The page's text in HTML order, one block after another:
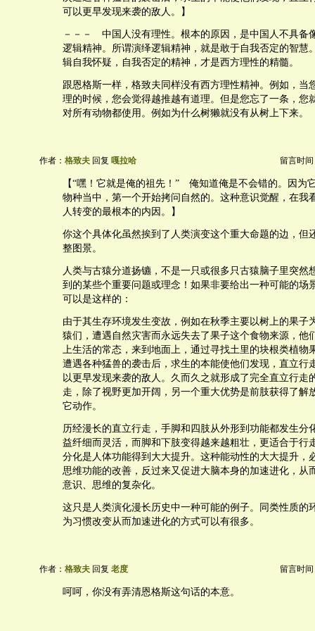
可以更早发现来袭的敌人。】
－－－ 中国人没有理性。根本的原因，是中国人不具备
逻辑精神。所谓演绎逻辑精神，就是敢于自我否定的智慧
辑自我怀疑，自我否定的精神，才是西方理性的精髓。
跟恩格斯一样，格致夫同样没有西方理性精神。例如，当
理的时候，您会觉得越推越有道理。但是您忘了一条，您
对所有动物都使用。例如为什么树獭就没有从树上下来。
作者： 格致夫 回复 嘎拉哈 留言时间
【“嘿！它就是俺的祖先！” 俺知道俺是不会错的。因为
物种当中，第一个开始拷问自然的。这种意识觉醒，在我
人转变的最根本的内因。】
你这个具体化虽然挨到了人类演变这个重大命题的边，但
整图景。
人类与古猿分道扬镳，不是一只或很多只古猿脑子里突然
到的某些个重要问题或理念！如果非要给出一种可能的场
可以是这样的：
由于其生存环境发生变故，例如在秋季主要以树上的果子
猿们，遭遇自然灾害而永远失去了果子这个食物来源，他
上生活的常态，来到地面上，通过寻找土里的块根类植物
遭遇各种猛兽的袭击后，求生的本能使他们发现，直立行
以更早发现来袭的敌人。久而久之就形成了完全直立行走
走，除了视野更加开阔，另一个重大优势是前肢获得了解
它动作。
历经漫长的直立行走，手脚和四肢从外形到功能都发生分
益纤细而灵活，而脚和下肢变得越来越粗壮，更适合于行
分化是人体功能得到大大提升。这种能动性的大大提升，
思维功能的改善，反过来又促进大脑本身的加速进化，从
意识、思维的复杂化。
这只是人类演化漫长历史中一种可能的例子。同类性质的
为习惯改变从而加速进化的方式可以有很多。
作者： 格致夫 回复 老度 留言时间
呵呵，你没有弄清恩格斯这句话的本意。